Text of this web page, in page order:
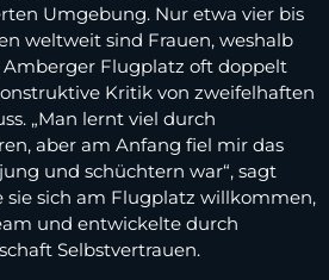
Umgebung. Nur etwa vier bis
weltweit sind Frauen, weshalb
Amberger Flugplatz oft doppelt
Kritik von zweifelhaften
„Man lernt viel durch
aber am Anfang fiel mir das
und schüchtern war“, sagt
sie sich am Flugplatz willkommen,
und entwickelte durch
Selbstvertrauen.